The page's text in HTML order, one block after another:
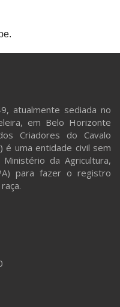
atualmente sediada no
em Belo Horizonte
Criadores do Cavalo
é uma entidade civil sem
da Agricultura,
para fazer o registro